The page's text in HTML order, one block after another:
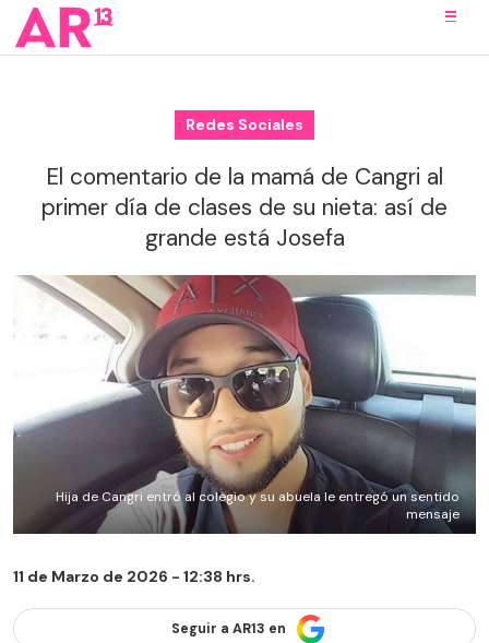
Redes Sociales
El comentario de la mamá de Cangri al
primer día de clases de su nieta: así de
grande está Josefa
Hija de Cangri entró al colegio y su abuela le entregó un sentido
mensaje
11 de Marzo de 2026 - 12:38 hrs.
Seguir a AR13 en